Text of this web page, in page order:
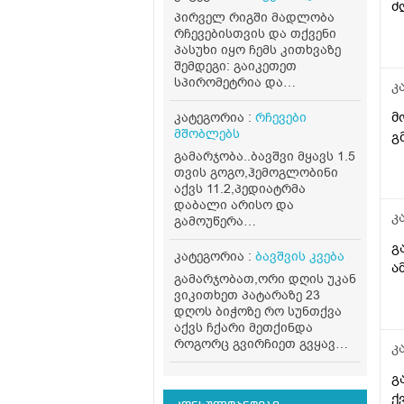
პირველ რიგში მადლობა
რჩევებისთვის და თქვენი
პასუხი იყო ჩემს კითხვაზე
შემდეგი: გაიკეთეთ
სპირომეტრია და
ალერგოლოგიური ტესტი
(განსაზღვრავს ასთმის
ტიპს). ინჰალატორები
ექიმის მითითებით,
თვითნებურად არ
შეწყვიტოთ. ბუნებრივად:
ხელს უწყობს თბილი
ორთქლის ინჰალაცია,
თბილი წყლის მიღება.
მოერიდეთ სიცივეს,
სიგარეტის კვამლს და
მძაფრ სუნებს. თუ ყოველ
გაციებაზე თავიდან იწყება
ქოშინი, აუცილებლად
მიმართეთ პულმონოლოგს
— შეიძლება დაგჭირდეთ
კონტროლირებადი
კატეგორია : რჩევები
მშობლებს
გამარჯობა..ბავშვი მყავს 1.5
თვის გოგო,ჰემოგლობინი
აქვს 11.2,პედიატრმა
დაბალი არისო და
გამოუწერა
ფერმულეკი,ასევე ხორცი
რაციონში ყოველდღე..ერთი
ანალიზი ისევ იგივე ჰქონდა
11.1,კვლავ გაუგრძელეო
თქვა წამალი,4 დან 6
თვემდე მკურნალობენ ამ
წამლითო...ბავშვს
არუყვარს დალევა ხან.
დაბალია 11.1 მაჩვენებელი?
კატეგორია : ბავშვის კვება
გამარჯობათ,ორი დღის უკან
ვიკითხეთ პატარაზე 23
დღოს ბიჭოზე რო სუნთქვა
აქვს ჩქარი მეთქინდა
როგორც გვირჩიეთ გვყავდა
პედიატრთან,მოკლედ
ნორმაშია,უბრალოდ